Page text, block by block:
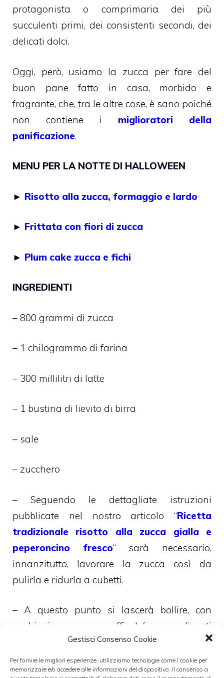
Gestisci Consenso Cookie
Per fornire le migliori esperienze, utilizziamo tecnologie come i cookie per
memorizzare e/o accedere alle informazioni del dispositivo. Il consenso a
protagonista o comprimaria dei più
succulenti primi, dei consistenti secondi, dei
delicati dolci.
Oggi, però, usiamo la zucca per fare del
buon pane fatto in casa, morbido e
fragrante, che, tra le altre cose, è sano poiché
non contiene i miglioratori della
panificazione.
MENU PER LA NOTTE DI HALLOWEEN
► Risotto alla zucca, formaggio e lardo
► Frittata con fiori di zucca
► Plum cake zucca e fichi
INGREDIENTI
– 800 grammi di zucca
– 1 chilogrammo di farina
– 300 millilitri di latte
– 1 bustina di lievito di birra
– sale
– zucchero
– Seguendo le dettagliate istruzioni
pubblicate nel nostro articolo “Ricetta
tradizionale risotto alla zucca gialla e
peperoncino fresco“ sarà necessario,
innanzitutto, lavorare la zucca così da
pulirla e ridurla a cubetti.
– A questo punto si lascerà bollire, con
pochissima acqua affinché non diventi
troppo liquida, e si ridurrà creando una
purea morbida e corposa